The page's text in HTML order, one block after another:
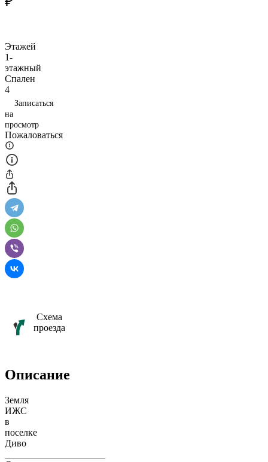
Этажей
1-
этажный
Спален
4
Записаться
на
просмотр
Пожаловаться
Схема
проезда
Описание
Земля
ИЖС
в
поселке
Диво